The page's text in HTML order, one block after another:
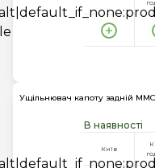
Ущільнювач капоту задній
В наявності
Київ